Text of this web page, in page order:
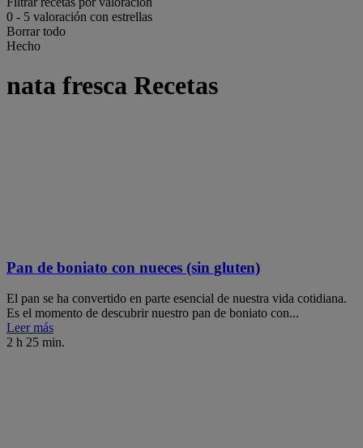
0 - 5 valoración con estrellas
Borrar todo
Hecho
nata fresca Recetas
Pan de boniato con nueces (sin gluten)
El pan se ha convertido en parte esencial de nuestra vida cotidiana.
Es el momento de descubrir nuestro pan de boniato con...
Leer más
2 h 25 min.